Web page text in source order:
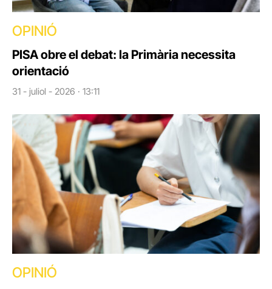
OPINIÓ
PISA obre el debat: la Primària necessita
orientació
31 - juliol - 2026 · 13:11
OPINIÓ